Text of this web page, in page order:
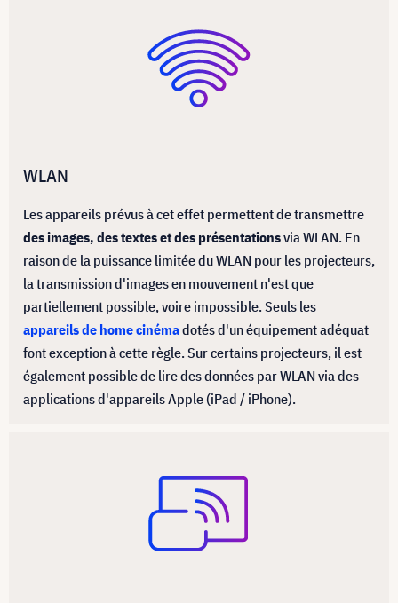
WLAN
Les appareils prévus à cet effet permettent de transmettre
des images, des textes et des présentationsvia WLAN. En
raison de la puissance limitée du WLAN pour les projecteurs,
la transmission d'images en mouvement n'est que
partiellement possible, voire impossible. Seuls les
appareils de home cinémadotés d'un équipement adéquat
font exception à cette règle. Sur certains projecteurs, il est
également possible de lire des données par WLAN via des
applications d'appareils Apple (iPad / iPhone).